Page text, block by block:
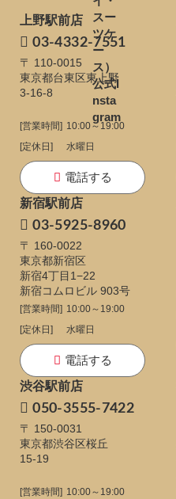
上野駅前店
03-4332-7551
〒 110-0015
東京都台東区東上野
3-16-8
[営業時間] 10:00～19:00
[定休日]
水曜日
電話する
新宿駅前店
03-5925-8960
〒 160-0022
東京都新宿区
新宿4丁目1−22
新宿コムロビル 903号
[営業時間] 10:00～19:00
[定休日]
水曜日
電話する
渋谷駅前店
050-3555-7422
〒 150-0031
東京都渋谷区桜丘
15-19
[営業時間] 10:00～19:00